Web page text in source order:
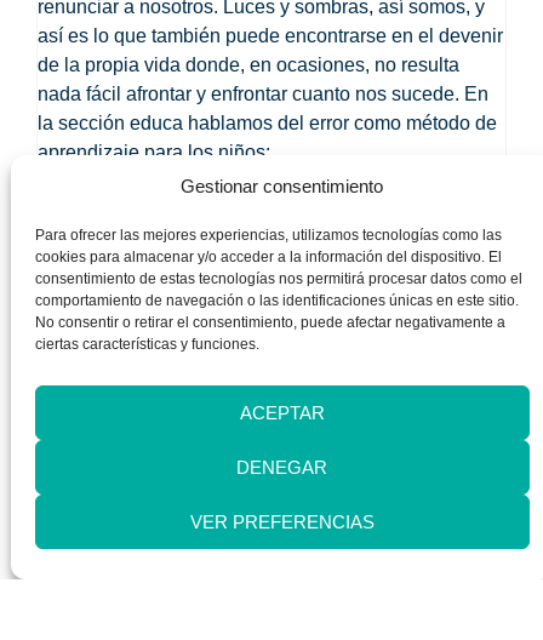
Gestionar consentimiento
Para ofrecer las mejores experiencias, utilizamos tecnologías como las
cookies para almacenar y/o acceder a la información del dispositivo. El
consentimiento de estas tecnologías nos permitirá procesar datos como el
comportamiento de navegación o las identificaciones únicas en este sitio.
No consentir o retirar el consentimiento, puede afectar negativamente a
ciertas características y funciones.
ACEPTAR
DENEGAR
VER PREFERENCIAS
renunciar a nosotros. Luces y sombras, así somos, y
así es lo que también puede encontrarse en el devenir
de la propia vida donde, en ocasiones, no resulta
nada fácil afrontar y enfrontar cuanto nos sucede. En
la sección educa hablamos del error como método de
aprendizaje para los niños:
[/av_textblock]
[/av_one_full][av_video
src=’https://youtu.be/eoUnHRl5Uqk’ format=’16-9′
width=’16’ height=’9′]